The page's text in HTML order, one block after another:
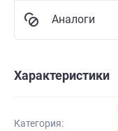
Аналоги
Характеристики
Категория: